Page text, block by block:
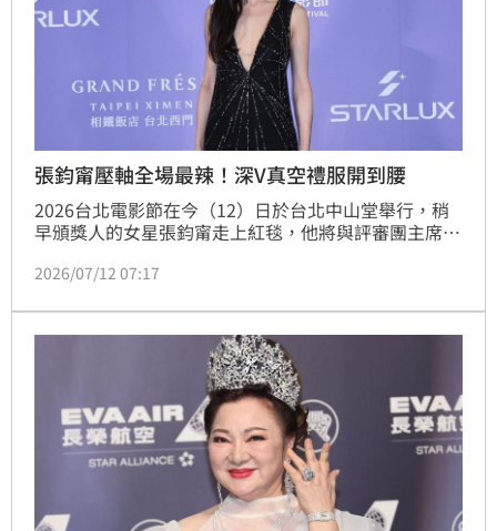
張鈞甯壓軸全場最辣！深V真空禮服開到腰
2026台北電影節在今（12）日於台北中山堂舉行，稍
早頒獎人的女星張鈞甯走上紅毯，他將與評審團主席黃
軸登場，一襲性感超Ｖ黑色洋裝驚豔眾人。
2026/07/12 07:17